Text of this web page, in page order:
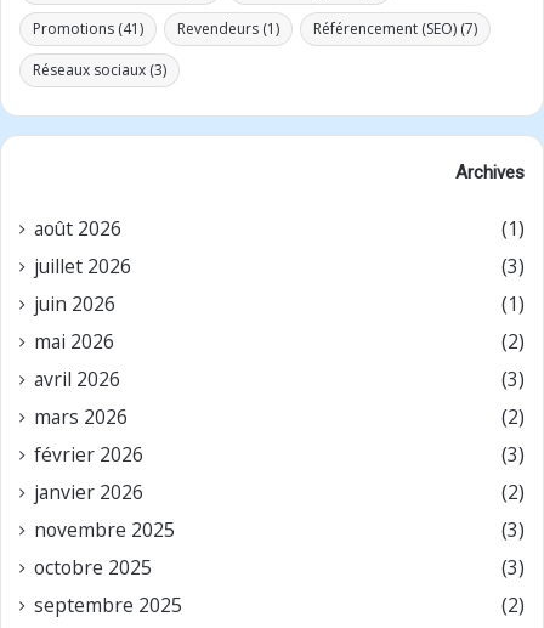
Promotions (41) Revendeurs (1) Référencement (SEO) (7)
Réseaux sociaux (3)
Archives
août 2026
(1)
juillet 2026
(3)
juin 2026
(1)
mai 2026
(2)
avril 2026
(3)
mars 2026
(2)
février 2026
(3)
janvier 2026
(2)
novembre 2025
(3)
octobre 2025
(3)
septembre 2025
(2)